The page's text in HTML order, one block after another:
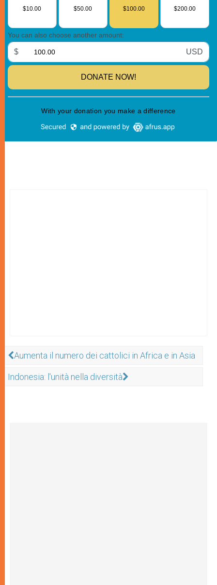
Aumenta il numero dei cattolici in Africa e in Asia
Indonesia: l'unità nella diversità